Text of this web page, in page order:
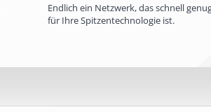
Endlich ein Netzwerk, das schnell
für Ihre Spitzentechnologie ist.